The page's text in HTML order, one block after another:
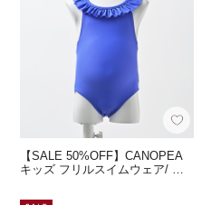
【SALE 50%OFF】CANOPEA
キッズ フリルスイムウェア/ …